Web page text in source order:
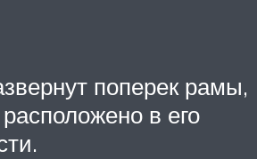
поперек рамы,
в его